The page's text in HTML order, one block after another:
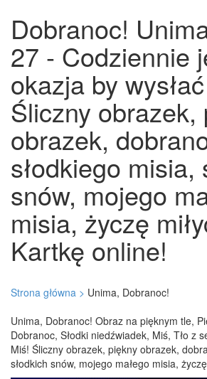
Dobranoc!
27 - Codziennie
okazja by
Śliczny obrazek,
obrazek,
słodkiego misia,
snów, mojego
misia, życzę
Kartkę online!
Strona główna > Unima, Dobranoc!
Unima, Dobranoc! Obraz na pięknym tle,
Dobranoc, Słodki niedźwiadek, Miś, Tło z
Miś! Śliczny obrazek, piękny obrazek,
słodkich snów, mojego małego misia,